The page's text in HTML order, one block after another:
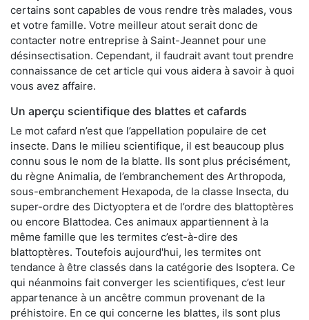
certains sont capables de vous rendre très malades, vous
et votre famille. Votre meilleur atout serait donc de
contacter notre entreprise à Saint-Jeannet pour une
désinsectisation. Cependant, il faudrait avant tout prendre
connaissance de cet article qui vous aidera à savoir à quoi
vous avez affaire.
Un aperçu scientifique des blattes et cafards
Le mot cafard n’est que l’appellation populaire de cet
insecte. Dans le milieu scientifique, il est beaucoup plus
connu sous le nom de la blatte. Ils sont plus précisément,
du règne Animalia, de l’embranchement des Arthropoda,
sous-embranchement Hexapoda, de la classe Insecta, du
super-ordre des Dictyoptera et de l’ordre des blattoptères
ou encore Blattodea. Ces animaux appartiennent à la
même famille que les termites c’est-à-dire des
blattoptères. Toutefois aujourd'hui, les termites ont
tendance à être classés dans la catégorie des Isoptera. Ce
qui néanmoins fait converger les scientifiques, c’est leur
appartenance à un ancêtre commun provenant de la
préhistoire. En ce qui concerne les blattes, ils sont plus